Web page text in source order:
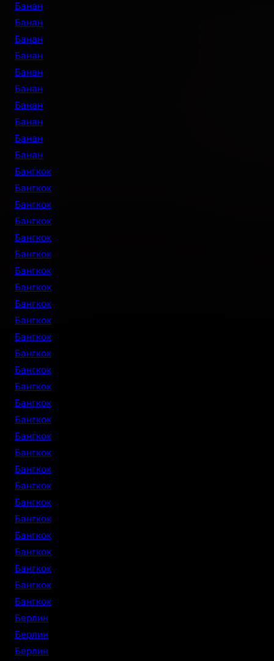
Банан
Банан
Банан
Банан
Банан
Банан
Банан
Банан
Банан
Банан
Бангкок
Бангкок
Бангкок
Бангкок
Бангкок
Бангкок
Бангкок
Бангкок
Бангкок
Бангкок
Бангкок
Бангкок
Бангкок
Бангкок
Бангкок
Бангкок
Бангкок
Бангкок
Бангкок
Бангкок
Бангкок
Бангкок
Бангкок
Бангкок
Бангкок
Бангкок
Бангкок
Берлин
Берлин
Берлин